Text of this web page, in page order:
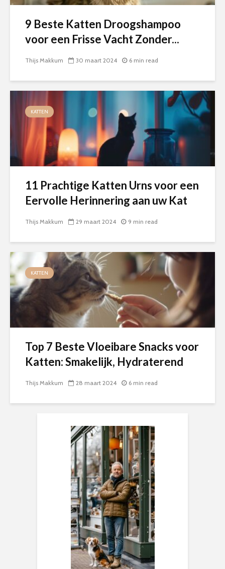
9 Beste Katten Droogshampoo
voor een Frisse Vacht Zonder...
Thijs Makkum 30 maart 2024 6 min read
KATTEN
11 Prachtige Katten Urns voor een
Eervolle Herinnering aan uw Kat
Thijs Makkum 29 maart 2024 9 min read
KATTEN
Top 7 Beste Vloeibare Snacks voor
Katten: Smakelijk, Hydraterend
Thijs Makkum 28 maart 2024 6 min read